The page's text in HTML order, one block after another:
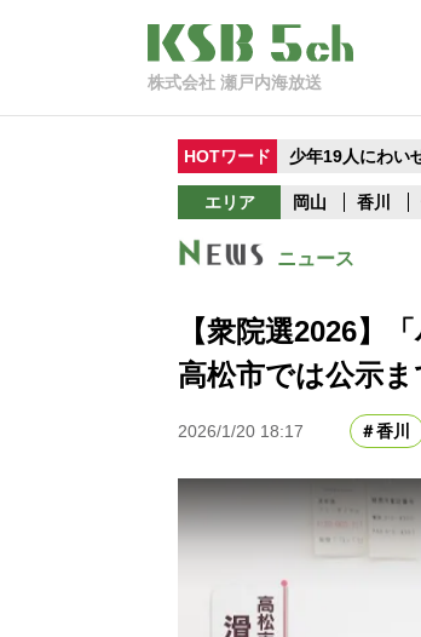
株式会社 瀬戸内海放送
HOTワード 少年19人にわい
エリア 岡山 香川
ニュース
【衆院選2026】
高松市では公示
2026/1/20 18:17 香川